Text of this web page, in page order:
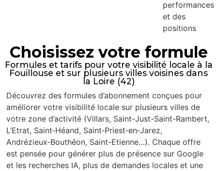
performances
et des
positions
Choisissez votre formule
Formules et tarifs pour votre visibilité locale à la
Fouillouse et sur plusieurs villes voisines dans
la Loire (42)
Découvrez des formules d’abonnement conçues pour
améliorer votre visibilité locale sur plusieurs villes de
votre zone d’activité (Villars, Saint-Just-Saint-Rambert,
L’Etrat, Saint‑Héand, Saint‑Priest‑en‑Jarez,
Andrézieux‑Bouthéon, Saint-Etienne…). Chaque offre
est pensée pour générer plus de présence sur Google
et les recherches IA, plus de demandes locales et une